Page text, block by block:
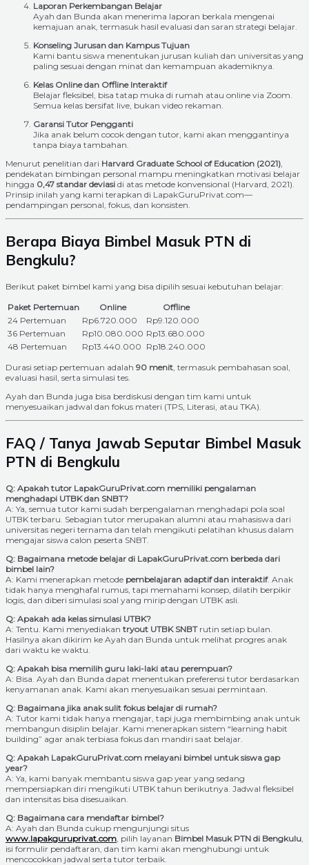
Laporan Perkembangan Belajar
Ayah dan Bunda akan menerima laporan berkala mengenai
kemajuan anak, termasuk hasil evaluasi dan saran strategi belajar.
Konseling Jurusan dan Kampus Tujuan
Kami bantu siswa menentukan jurusan kuliah dan universitas yang
paling sesuai dengan minat dan kemampuan akademiknya.
Kelas Online dan Offline Interaktif
Belajar fleksibel, bisa tatap muka di rumah atau online via Zoom.
Semua kelas bersifat live, bukan video rekaman.
Garansi Tutor Pengganti
Jika anak belum cocok dengan tutor, kami akan menggantinya
tanpa biaya tambahan.
Menurut penelitian dari Harvard Graduate School of Education (2021),
pendekatan bimbingan personal mampu meningkatkan motivasi belajar
hingga 0,47 standar deviasi di atas metode konvensional (Harvard, 2021).
Prinsip inilah yang kami terapkan di LapakGuruPrivat.com—
pendampingan personal, fokus, dan konsisten.
Berapa Biaya Bimbel Masuk PTN di
Bengkulu?
Berikut paket bimbel kami yang bisa dipilih sesuai kebutuhan belajar:
Paket Pertemuan
Online
Offline
24 Pertemuan
Rp6.720.000
Rp9.120.000
36 Pertemuan
Rp10.080.000 Rp13.680.000
48 Pertemuan
Rp13.440.000 Rp18.240.000
Durasi setiap pertemuan adalah 90 menit, termasuk pembahasan soal,
evaluasi hasil, serta simulasi tes.
Ayah dan Bunda juga bisa berdiskusi dengan tim kami untuk
menyesuaikan jadwal dan fokus materi (TPS, Literasi, atau TKA).
FAQ / Tanya Jawab Seputar Bimbel Masuk
PTN di Bengkulu
Q: Apakah tutor LapakGuruPrivat.com memiliki pengalaman
menghadapi UTBK dan SNBT?
A: Ya, semua tutor kami sudah berpengalaman menghadapi pola soal
UTBK terbaru. Sebagian tutor merupakan alumni atau mahasiswa dari
universitas negeri ternama dan telah mengikuti pelatihan khusus dalam
mengajar siswa calon peserta SNBT.
Q: Bagaimana metode belajar di LapakGuruPrivat.com berbeda dari
bimbel lain?
A: Kami menerapkan metode pembelajaran adaptif dan interaktif. Anak
tidak hanya menghafal rumus, tapi memahami konsep, dilatih berpikir
logis, dan diberi simulasi soal yang mirip dengan UTBK asli.
Q: Apakah ada kelas simulasi UTBK?
A: Tentu. Kami menyediakan tryout UTBK SNBTrutin setiap bulan.
Hasilnya akan dikirim ke Ayah dan Bunda untuk melihat progres anak
dari waktu ke waktu.
Q: Apakah bisa memilih guru laki-laki atau perempuan?
A: Bisa. Ayah dan Bunda dapat menentukan preferensi tutor berdasarkan
kenyamanan anak. Kami akan menyesuaikan sesuai permintaan.
Q: Bagaimana jika anak sulit fokus belajar di rumah?
A: Tutor kami tidak hanya mengajar, tapi juga membimbing anak untuk
membangun disiplin belajar. Kami menerapkan sistem “learning habit
building” agar anak terbiasa fokus dan mandiri saat belajar.
Q: Apakah LapakGuruPrivat.com melayani bimbel untuk siswa gap
year?
A: Ya, kami banyak membantu siswa gap year yang sedang
mempersiapkan diri mengikuti UTBK tahun berikutnya. Jadwal fleksibel
dan intensitas bisa disesuaikan.
Q: Bagaimana cara mendaftar bimbel?
A: Ayah dan Bunda cukup mengunjungi situs
www.lapakguruprivat.com, pilih layanan Bimbel Masuk PTN di Bengkulu,
isi formulir pendaftaran, dan tim kami akan menghubungi untuk
mencocokkan jadwal serta tutor terbaik.